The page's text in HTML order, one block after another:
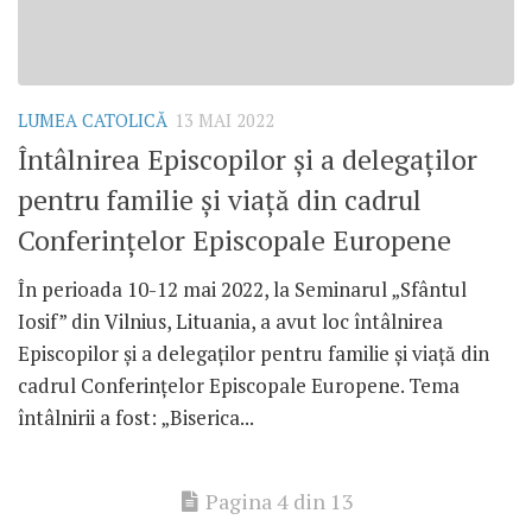
LUMEA CATOLICĂ 13 MAI 2022
Întâlnirea Episcopilor și a delegaților
pentru familie și viață din cadrul
Conferințelor Episcopale Europene
În perioada 10-12 mai 2022, la Seminarul „Sfântul
Iosif” din Vilnius, Lituania, a avut loc întâlnirea
Episcopilor și a delegaților pentru familie și viață din
cadrul Conferințelor Episcopale Europene. Tema
întâlnirii a fost: „Biserica...
Pagina 4 din 13